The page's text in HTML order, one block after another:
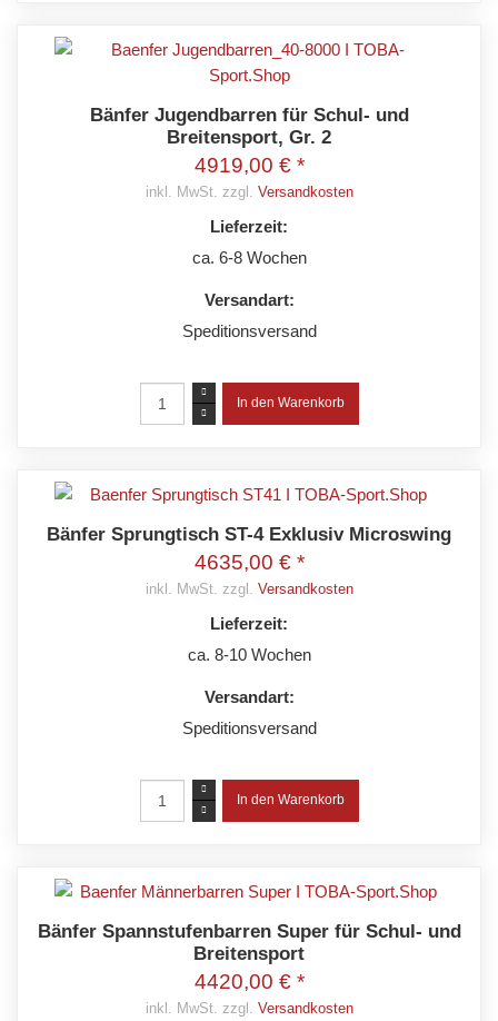
Bänfer Jugendbarren für Schul- und
Breitensport, Gr. 2
4919,00 € *
inkl. MwSt. zzgl. Versandkosten
Lieferzeit:
ca. 6-8 Wochen
Versandart:
Speditionsversand
Bänfer Sprungtisch ST-4 Exklusiv Microswing
4635,00 € *
inkl. MwSt. zzgl. Versandkosten
Lieferzeit:
ca. 8-10 Wochen
Versandart:
Speditionsversand
Bänfer Spannstufenbarren Super für Schul- und
Breitensport
4420,00 € *
inkl. MwSt. zzgl. Versandkosten